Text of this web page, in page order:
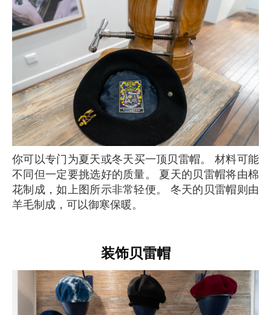
你可以专门为夏天或冬天买一顶贝雷帽。 材料可能
不同但一定要挑选好的质量。 夏天的贝雷帽将由棉
花制成，如上图所示非常轻便。 冬天的贝雷帽则由
羊毛制成，可以御寒保暖。
装饰贝雷帽